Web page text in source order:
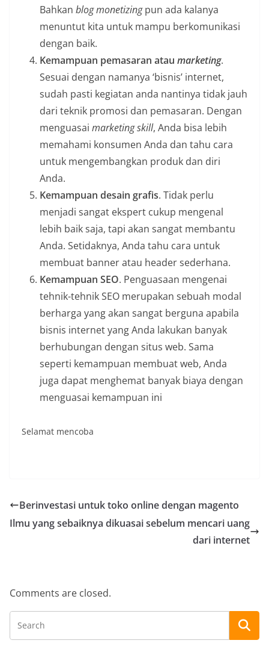
Bahkan blog monetizingpun ada kalanya
menuntut kita untuk mampu berkomunikasi
dengan baik.
Kemampuan pemasaran atau marketing.
Sesuai dengan namanya ‘bisnis’ internet,
sudah pasti kegiatan anda nantinya tidak jauh
dari teknik promosi dan pemasaran. Dengan
menguasai marketing skill, Anda bisa lebih
memahami konsumen Anda dan tahu cara
untuk mengembangkan produk dan diri
Anda.
Kemampuan desain grafis. Tidak perlu
menjadi sangat ekspert cukup mengenal
lebih baik saja, tapi akan sangat membantu
Anda. Setidaknya, Anda tahu cara untuk
membuat banner atau header sederhana.
Kemampuan SEO. Penguasaan mengenai
tehnik-tehnik SEO merupakan sebuah modal
berharga yang akan sangat berguna apabila
bisnis internet yang Anda lakukan banyak
berhubungan dengan situs web. Sama
seperti kemampuan membuat web, Anda
juga dapat menghemat banyak biaya dengan
menguasai kemampuan ini
Selamat mencoba
Berinvestasi untuk toko online dengan magento
Ilmu yang sebaiknya dikuasai sebelum mencari uang
dari internet
Comments are closed.